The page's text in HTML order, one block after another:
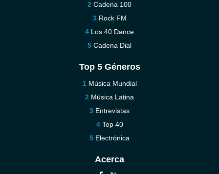
Cadena 100
Rock FM
Los 40 Dance
Cadena Dial
Top 5 Géneros
Música Mundial
Música Latina
Entrevistas
Top 40
Electrónica
Acerca